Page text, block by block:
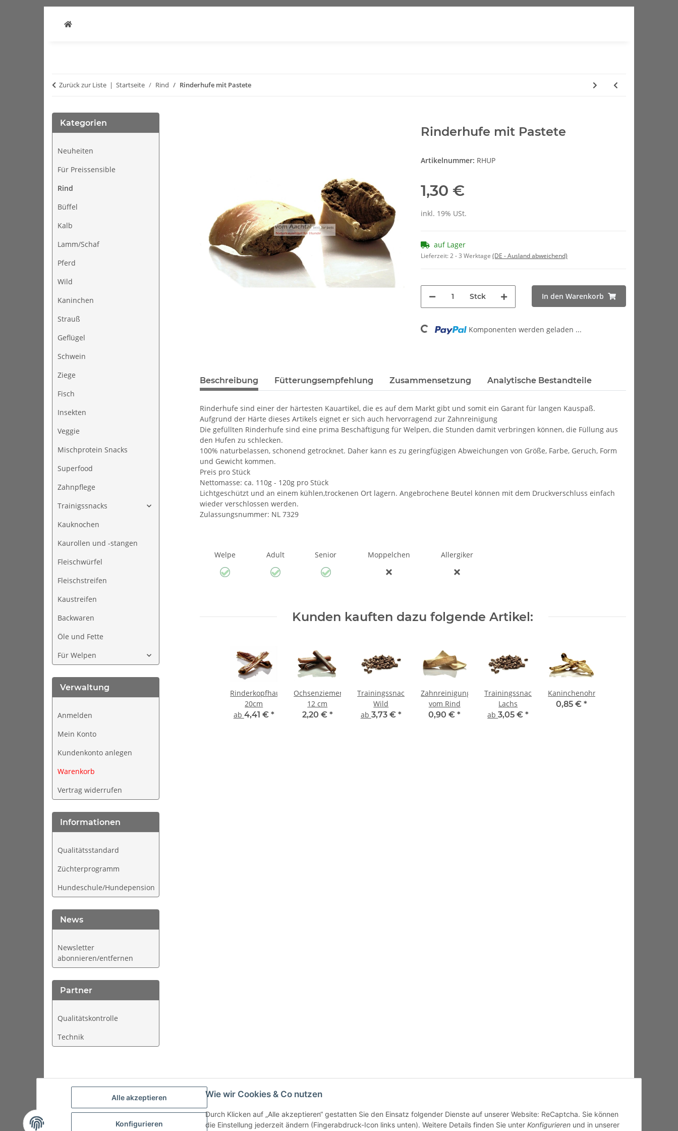
Alle akzeptieren
Konfigurieren
Wie wir Cookies & Co nutzen
Durch Klicken auf „Alle akzeptieren“ gestatten Sie den Einsatz folgender Dienste auf unserer Website: ReCaptcha. Sie können
die Einstellung jederzeit ändern (Fingerabdruck-Icon links unten). Weitere Details finden Sie unter Konfigurieren und in unserer
Zurück zur Liste Startseite Rind Rinderhufe mit Pastete
Rinderhufe mit Pastete
Artikelnummer: RHUP
1,30 €
inkl. 19% USt.
auf Lager
Lieferzeit:2 - 3 Werktage(DE - Ausland abweichend)
Stck In den Warenkorb
Loading... Komponenten werden geladen ...
Beschreibung Fütterungsempfehlung Zusammensetzung Analytische Bestandteile
Rinderhufe sind einer der härtesten Kauartikel, die es auf dem Markt gibt und somit ein Garant für langen Kauspaß.
Aufgrund der Härte dieses Artikels eignet er sich auch hervorragend zur Zahnreinigung
Die gefüllten Rinderhufe sind eine prima Beschäftigung für Welpen, die Stunden damit verbringen können, die Füllung aus
den Hufen zu schlecken.
100% naturbelassen, schonend getrocknet. Daher kann es zu geringfügigen Abweichungen von Größe, Farbe, Geruch, Form
und Gewicht kommen.
Preis pro Stück
Nettomasse: ca. 110g - 120g pro Stück
Lichtgeschützt und an einem kühlen,trockenen Ort lagern. Angebrochene Beutel können mit dem Druckverschluss einfach
wieder verschlossen werden.
Zulassungsnummer: NL 7329
Welpe Adult Senior Moppelchen Allergiker
Kunden kauften dazu folgende Artikel:
Rinderkopfhaut
20cm
ab 4,41 € *
Ochsenziemer
12 cm
2,20 € *
Trainingssnacks
Wild
ab 3,73 € *
Zahnreinigungskaustreifen
vom Rind
0,90 €*
Trainingssnacks
Lachs
ab3,05 €*
Kaninchenohren
0,85 €*
Kategorien
Neuheiten
Für Preissensible
Rind
Büffel
Kalb
Lamm/Schaf
Pferd
Wild
Kaninchen
Strauß
Geflügel
Schwein
Ziege
Fisch
Insekten
Veggie
Mischprotein Snacks
Superfood
Zahnpflege
Trainigssnacks
Kauknochen
Kaurollen und -stangen
Fleischwürfel
Fleischstreifen
Kaustreifen
Backwaren
Öle und Fette
Für Welpen
Verwaltung
Anmelden
Mein Konto
Kundenkonto anlegen
Warenkorb
Vertrag widerrufen
Informationen
Qualitätsstandard
Züchterprogramm
Hundeschule/Hundepension
News
Newsletter
abonnieren/entfernen
Partner
Qualitätskontrolle
Technik
KontaktVersand/Zahlung AGBImpressumWiderrufsrecht BarrierefreiheitDatenschutzerklärung